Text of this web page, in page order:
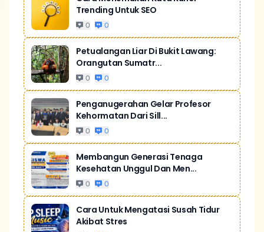
Trending Untuk SEO
0 0
Petualangan Liar Di Bukit Lawang:
Orangutan Sumatr...
0 0
Penganugerahan Gelar Profesor
Kehormatan Dari Sill...
0 0
Membangun Generasi Tenaga
Kesehatan Unggul Dan Men...
0 0
Cara Untuk Mengatasi Susah Tidur
Akibat Stres